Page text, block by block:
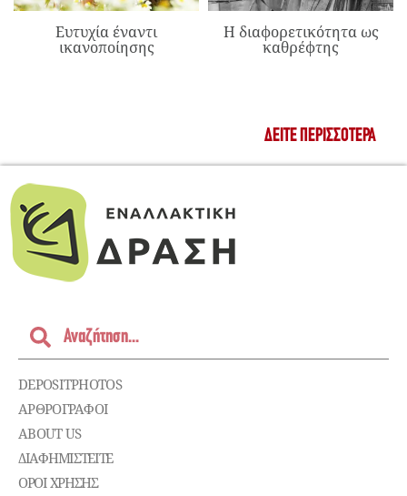
Ευτυχία έναντι
ικανοποίησης
Η διαφορετικότητα ως
καθρέφτης
ΔΕΊΤΕ ΠΕΡΙΣΣΌΤΕΡΑ
DEPOSITPHOTOS
ΑΡΘΡΟΓΡΑΦΟΙ
ABOUT US
ΔΙΑΦΗΜΙΣΤΕΊΤΕ
ΌΡΟΙ ΧΡΉΣΗΣ